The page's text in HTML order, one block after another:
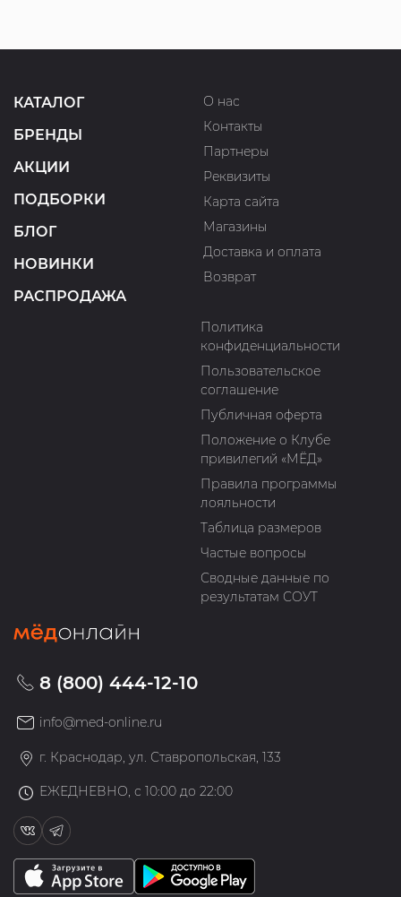
КАТАЛОГ
БРЕНДЫ
АКЦИИ
ПОДБОРКИ
БЛОГ
НОВИНКИ
РАСПРОДАЖА
О нас
Контакты
Партнеры
Реквизиты
Карта сайта
Магазины
Доставка и оплата
Возврат
Политика
конфиденциальности
Пользовательское
соглашение
Публичная оферта
Положение о Клубе
привилегий «МЁД»
Правила программы
лояльности
Таблица размеров
Частые вопросы
Сводные данные по
результатам СОУТ
8 (800) 444-12-10
info@med-online.ru
г. Краснодар, ул. Ставропольская, 133
ЕЖЕДНЕВНО, с 10:00 до 22:00